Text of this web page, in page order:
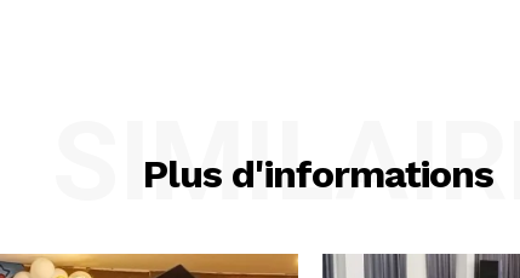
Plus d'informations
SIMILAIRE